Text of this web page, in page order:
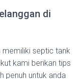
di
memiliki septic tank
kami berikan tips
penuh untuk anda